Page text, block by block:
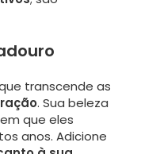
transcende as
. Sua beleza
que eles
anos. Adicione